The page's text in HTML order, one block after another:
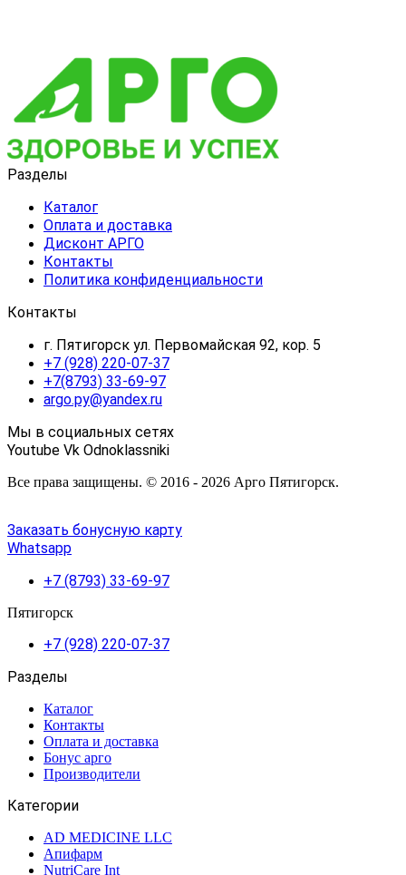
Разделы
Каталог
Оплата и доставка
Дисконт АРГО
Контакты
Политика конфиденциальности
Контакты
г. Пятигорск ул. Первомайская 92, кор. 5
+7 (928) 220-07-37
+7(8793) 33-69-97
argo.py@yandex.ru
Мы в социальных сетях
Youtube Vk Odnoklassniki
Все права защищены. © 2016 - 2026 Арго Пятигорск.
Заказать бонусную карту
Whatsapp
+7 (8793) 33-69-97
Пятигорск
+7 (928) 220-07-37
Разделы
Каталог
Контакты
Оплата и доставка
Бонус арго
Производители
Категории
AD MEDICINE LLC
Апифарм
NutriCare Int